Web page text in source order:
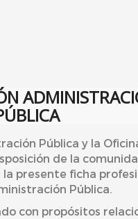
Pública y la
de la
presente ficha
Pública.
con propósitos